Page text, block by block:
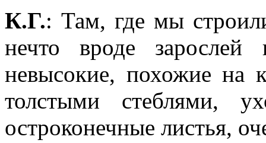
К.Г.: Там, где мы
нечто вроде зарослей
невысокие, похожие на
толстыми стеблями,
остроконечные листья,